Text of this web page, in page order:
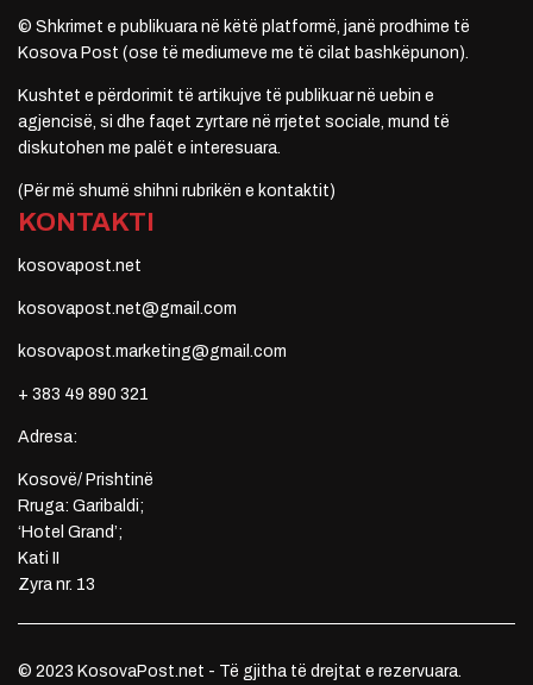
© Shkrimet e publikuara në këtë platformë, janë prodhime të
Kosova Post (ose të mediumeve me të cilat bashkëpunon).
Kushtet e përdorimit të artikujve të publikuar në uebin e
agjencisë, si dhe faqet zyrtare në rrjetet sociale, mund të
diskutohen me palët e interesuara.
(Për më shumë shihni rubrikën e kontaktit)
KONTAKTI
kosovapost.net
kosovapost.net@gmail.com
kosovapost.marketing@gmail.com
+ 383 49 890 321
Adresa:
Kosovë/ Prishtinë
Rruga: Garibaldi;
‘Hotel Grand’;
Kati II
Zyra nr. 13
© 2023 KosovaPost.net - Të gjitha të drejtat e rezervuara.